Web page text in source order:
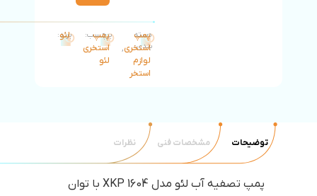
دسته
بندی:
پمپ
استخری,
لوازم
استخر
برچسب:
پمپ
استخری
لئو
برند:
لئو
توضیحات مشخصات فنی نظرات
پمپ تصفیه آب لئو مدل XKP 1604 با توان